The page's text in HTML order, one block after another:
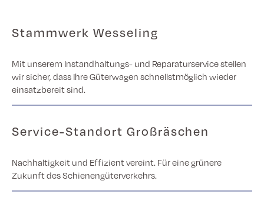
Stammwerk Wesseling
Mit unserem Instandhaltungs- und Reparaturservice stellen
wir sicher, dass Ihre Güterwagen schnellstmöglich wieder
einsatzbereit sind.
Service-Standort Großräschen
Nachhaltigkeit und Effizient vereint. Für eine grünere
Zukunft des Schienengüterverkehrs.